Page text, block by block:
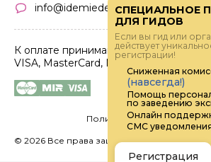
info@idemiedem.ru
К оплате принимаются карты
VISA, MasterCard, МИР
Политика
© 2026 Все права защищены.
СПЕЦИАЛЬНОЕ
ДЛЯ ГИДОВ
Если вы гид или
действует
регистрации!
Сниженная
(навсегда!)
Помощь
по заведению
Онлайн
СМС
Регистрация